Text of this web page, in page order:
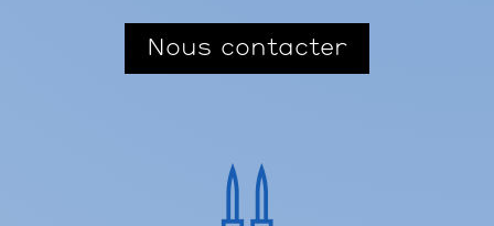
Nous contacter